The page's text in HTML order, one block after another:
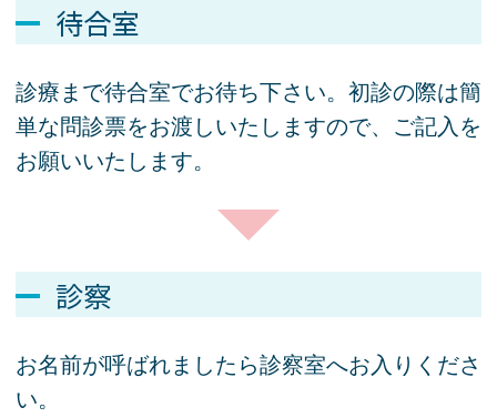
待合室
診療まで待合室でお待ち下さい。初診の際は簡
単な問診票をお渡しいたしますので、ご記入を
お願いいたします。
診察
お名前が呼ばれましたら診察室へお入りくださ
い。